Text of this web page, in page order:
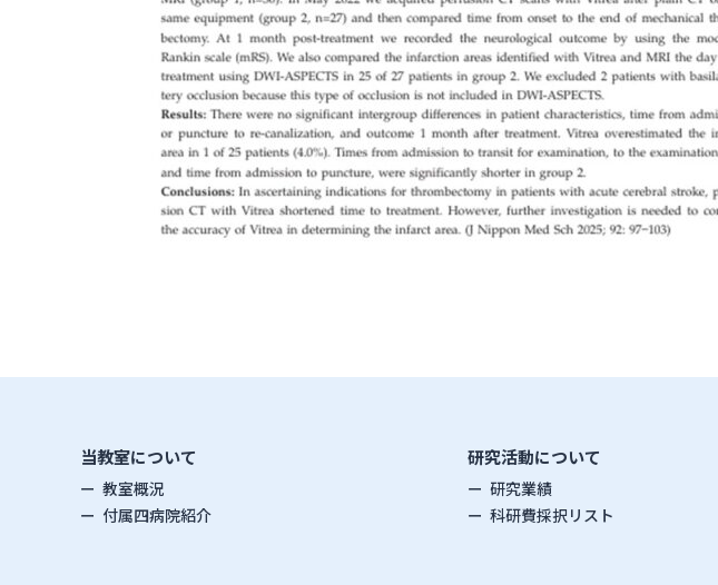
当教室について
教室概況
付属四病院紹介
研究活動について
研究業績
科研費採択リスト